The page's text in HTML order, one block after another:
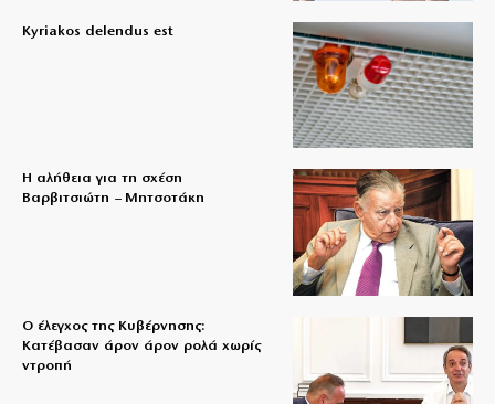
Kyriakos delendus est
Η αλήθεια για τη σχέση
Βαρβιτσιώτη – Μητσοτάκη
Ο έλεγχος της Κυβέρνησης:
Κατέβασαν άρον άρον ρολά χωρίς
ντροπή